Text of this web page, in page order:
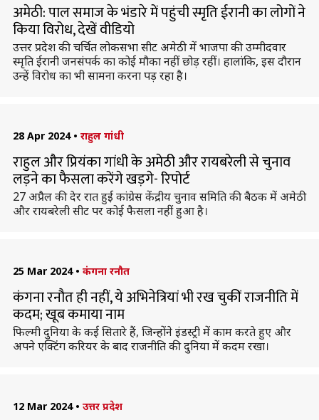
अमेठी: पाल समाज के भंडारे में पहुंची स्मृति ईरानी का लोगों ने
किया विरोध, देखें वीडियो
उत्तर प्रदेश की चर्चित लोकसभा सीट अमेठी में भाजपा की उम्मीदवार
स्मृति ईरानी जनसंपर्क का कोई मौका नहीं छोड़ रहीं। हालांकि, इस दौरान
उन्हें विरोध का भी सामना करना पड़ रहा है।
28 Apr 2024 • राहुल गांधी
राहुल और प्रियंका गांधी के अमेठी और रायबरेली से चुनाव
लड़ने का फैसला करेंगे खड़गे- रिपोर्ट
27 अप्रैल की देर रात हुई कांग्रेस केंद्रीय चुनाव समिति की बैठक में अमेठी
और रायबरेली सीट पर कोई फैसला नहीं हुआ है।
25 Mar 2024 • कंगना रनौत
कंगना रनौत ही नहीं, ये अभिनेत्रियां भी रख चुकीं राजनीति में
कदम; खूब कमाया नाम
फिल्मी दुनिया के कई सितारे हैं, जिन्होंने इंडस्ट्री में काम करते हुए और
अपने एक्टिंग करियर के बाद राजनीति की दुनिया में कदम रखा।
12 Mar 2024 • उत्तर प्रदेश